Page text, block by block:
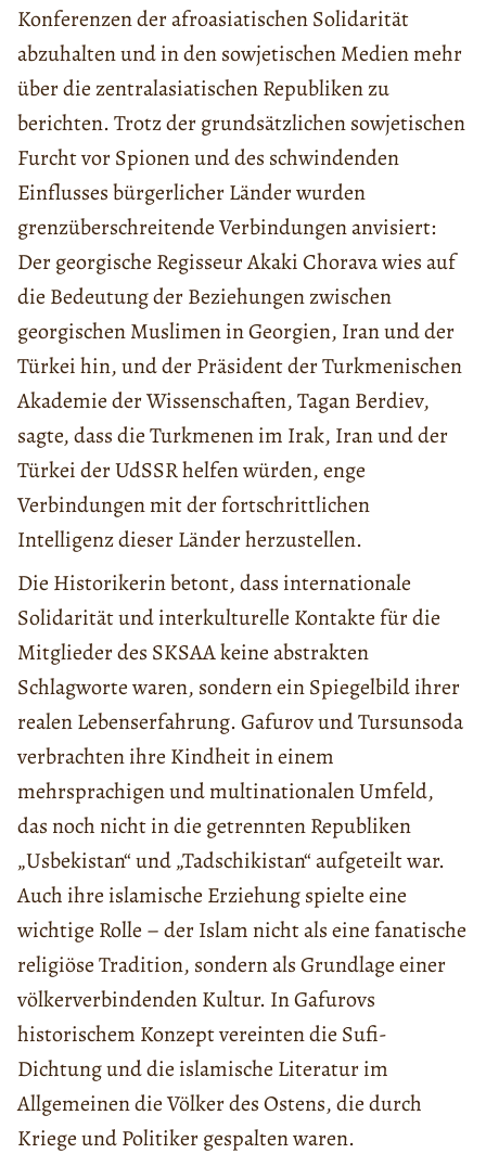
Konferenzen der afroasiatischen Solidarität
abzuhalten und in den sowjetischen Medien mehr
über die zentralasiatischen Republiken zu
berichten. Trotz der grundsätzlichen sowjetischen
Furcht vor Spionen und des schwindenden
Einflusses bürgerlicher Länder wurden
grenzüberschreitende Verbindungen anvisiert:
Der georgische Regisseur Akaki Chorava wies auf
die Bedeutung der Beziehungen zwischen
georgischen Muslimen in Georgien, Iran und der
Türkei hin, und der Präsident der Turkmenischen
Akademie der Wissenschaften, Tagan Berdiev,
sagte, dass die Turkmenen im Irak, Iran und der
Türkei der UdSSR helfen würden, enge
Verbindungen mit der fortschrittlichen
Intelligenz dieser Länder herzustellen.
Die Historikerin betont, dass internationale
Solidarität und interkulturelle Kontakte für die
Mitglieder des SKSAA keine abstrakten
Schlagworte waren, sondern ein Spiegelbild ihrer
realen Lebenserfahrung. Gafurov und Tursunsoda
verbrachten ihre Kindheit in einem
mehrsprachigen und multinationalen Umfeld,
das noch nicht in die getrennten Republiken
„Usbekistan“ und „Tadschikistan“ aufgeteilt war.
Auch ihre islamische Erziehung spielte eine
wichtige Rolle – der Islam nicht als eine fanatische
religiöse Tradition, sondern als Grundlage einer
völkerverbindenden Kultur. In Gafurovs
historischem Konzept vereinten die Sufi-
Dichtung und die islamische Literatur im
Allgemeinen die Völker des Ostens, die durch
Kriege und Politiker gespalten waren.